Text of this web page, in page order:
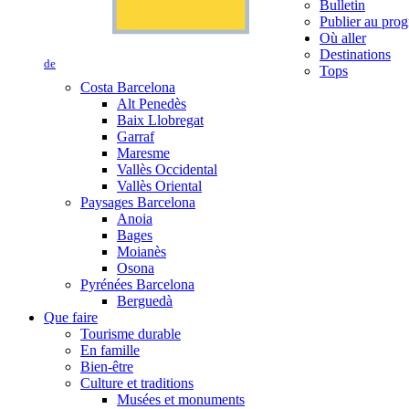
de
Bulletin
Publier au
Où aller
Destinations
Tops
Costa Barcelona
Alt Penedès
Baix Llobregat
Garraf
Maresme
Vallès Occidental
Vallès Oriental
Paysages Barcelona
Anoia
Bages
Moianès
Osona
Pyrénées Barcelona
Berguedà
Que faire
Tourisme durable
En famille
Bien-être
Culture et traditions
Musées et monuments